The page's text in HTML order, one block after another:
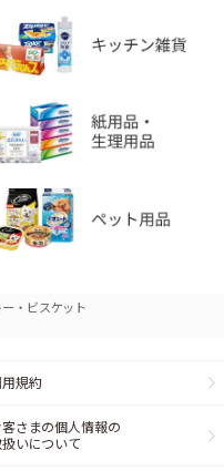
・ビスケット
規約
客さまの個人情報の
いについて